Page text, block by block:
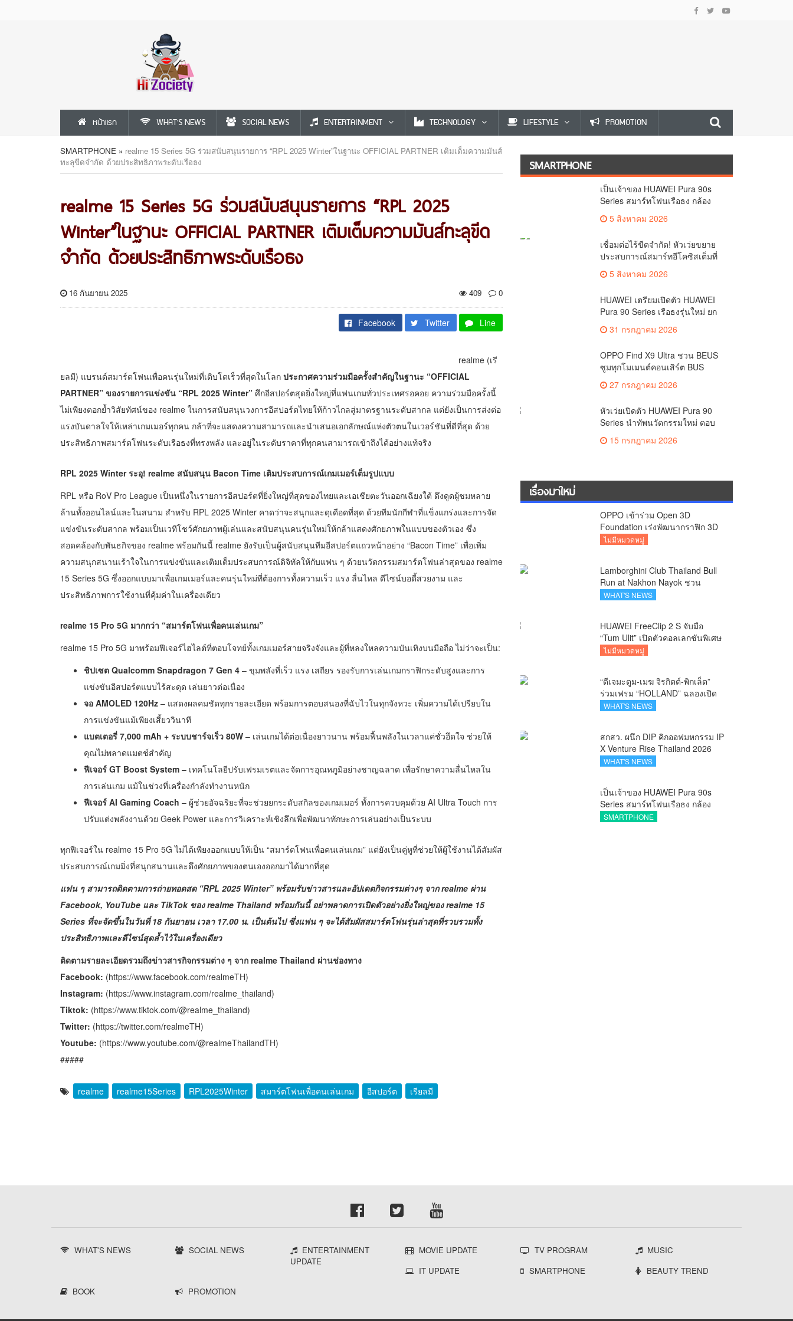
หน้าแรก WHAT'S NEWS SOCIAL NEWS ENTERTAINMENT TECHNOLOGY LIFESTYLE PROMOTION
SMARTPHONE » realme 15 Series 5G ร่วมสนับสนุนรายการ “RPL 2025 Winter”ในฐานะ OFFICIAL PARTNER เติมเต็มความมันส์
ทะลุขีดจำกัด ด้วยประสิทธิภาพระดับเรือธง
realme 15 Series 5G ร่วมสนับสนุนรายการ “RPL 2025
Winter”ในฐานะ OFFICIAL PARTNER เติมเต็มความมันส์ทะลุขีด
จำกัด ด้วยประสิทธิภาพระดับเรือธง
16 กันยายน 2025 409 0
Facebook Twitter Line
realme (เรี
ยลมี) แบรนด์สมาร์ตโฟนเพื่อคนรุ่นใหม่ที่เติบโตเร็วที่สุดในโลก ประกาศความร่วมมือครั้งสำคัญในฐานะ “OFFICIAL
PARTNER” ของรายการแข่งขัน “RPL 2025 Winter” ศึกอีสปอร์ตสุดยิ่งใหญ่ที่แฟนเกมทั่วประเทศรอคอย ความร่วมมือครั้งนี้
ไม่เพียงตอกย้ำวิสัยทัศน์ของ realme ในการสนับสนุนวงการอีสปอร์ตไทยให้ก้าวไกลสู่มาตรฐานระดับสากล แต่ยังเป็นการส่งต่อ
แรงบันดาลใจให้เหล่าเกมเมอร์ทุกคน กล้าที่จะแสดงความสามารถและนำเสนอเอกลักษณ์แห่งตัวตนในเวอร์ชันที่ดีที่สุด ด้วย
ประสิทธิภาพสมาร์ตโฟนระดับเรือธงที่ทรงพลัง และอยู่ในระดับราคาที่ทุกคนสามารถเข้าถึงได้อย่างแท้จริง
RPL 2025 Winter ระอุ! realme สนับสนุน Bacon Time เติมประสบการณ์เกมเมอร์เต็มรูปแบบ
RPL หรือ RoV Pro League เป็นหนึ่งในรายการอีสปอร์ตที่ยิ่งใหญ่ที่สุดของไทยและเอเชียตะวันออกเฉียงใต้ ดึงดูดผู้ชมหลาย
ล้านทั้งออนไลน์และในสนาม สำหรับ RPL 2025 Winter คาดว่าจะสนุกและดุเดือดที่สุด ด้วยทีมนักกีฬาที่แข็งแกร่งและการจัด
แข่งขันระดับสากล พร้อมเป็นเวทีโชว์ศักยภาพผู้เล่นและสนับสนุนคนรุ่นใหม่ให้กล้าแสดงศักยภาพในแบบของตัวเอง ซึ่ง
สอดคล้องกับพันธกิจของ realme พร้อมกันนี้ realme ยังรับเป็นผู้สนับสนุนทีมอีสปอร์ตแถวหน้าอย่าง “Bacon Time” เพื่อเพิ่ม
ความสนุกสนานเร้าใจในการแข่งขันและเติมเต็มประสบการณ์ดิจิทัลให้กับแฟน ๆ ด้วยนวัตกรรมสมาร์ตโฟนล่าสุดของ realme
15 Series 5G ซึ่งออกแบบมาเพื่อเกมเมอร์และคนรุ่นใหม่ที่ต้องการทั้งความเร็ว แรง ลื่นไหล ดีไซน์บอดี้สวยงาม และ
ประสิทธิภาพการใช้งานที่คุ้มค่าในเครื่องเดียว
realme 15 Pro 5G มากกว่า “สมาร์ตโฟนเพื่อคนเล่นเกม”
realme 15 Pro 5G มาพร้อมฟีเจอร์ไฮไลต์ที่ตอบโจทย์ทั้งเกมเมอร์สายจริงจังและผู้ที่หลงใหลความบันเทิงบนมือถือ ไม่ว่าจะเป็น:
ชิปเซต Qualcomm Snapdragon 7 Gen 4 – ขุมพลังที่เร็ว แรง เสถียร รองรับการเล่นเกมกราฟิกระดับสูงและการ
แข่งขันอีสปอร์ตแบบไร้สะดุด เล่นยาวต่อเนื่อง
จอ AMOLED 120Hz – แสดงผลคมชัดทุกรายละเอียด พร้อมการตอบสนองที่ฉับไวในทุกจังหวะ เพิ่มความได้เปรียบใน
การแข่งขันแม้เพียงเสี้ยววินาที
แบตเตอรี่ 7,000 mAh + ระบบชาร์จเร็ว 80W – เล่นเกมได้ต่อเนื่องยาวนาน พร้อมฟื้นพลังในเวลาแค่ชั่วอึดใจ ช่วยให้
คุณไม่พลาดแมตช์สำคัญ
ฟีเจอร์ GT Boost System – เทคโนโลยีปรับเฟรมเรตและจัดการอุณหภูมิอย่างชาญฉลาด เพื่อรักษาความลื่นไหลใน
การเล่นเกม แม้ในช่วงที่เครื่องกำลังทำงานหนัก
ฟีเจอร์ AI Gaming Coach – ผู้ช่วยอัจฉริยะที่จะช่วยยกระดับสกิลของเกมเมอร์ ทั้งการควบคุมด้วย AI Ultra Touch การ
ปรับแต่งพลังงานด้วย Geek Power และการวิเคราะห์เชิงลึกเพื่อพัฒนาทักษะการเล่นอย่างเป็นระบบ
ทุกฟีเจอร์ใน realme 15 Pro 5G ไม่ได้เพียงออกแบบให้เป็น “สมาร์ตโฟนเพื่อคนเล่นเกม” แต่ยังเป็นคู่หูที่ช่วยให้ผู้ใช้งานได้สัมผัส
ประสบการณ์เกมมิ่งที่สนุกสนานและดึงศักยภาพของตนเองออกมาได้มากที่สุด
แฟน ๆ สามารถติดตามการถ่ายทอดสด “RPL 2025 Winter” พร้อมรับข่าวสารและอัปเดตกิจกรรมต่างๆ จาก realme ผ่าน
Facebook, YouTube และ TikTok ของ realme Thailand พร้อมกันนี้ อย่าพลาดการเปิดตัวอย่างยิ่งใหญ่ของ realme 15
Series ที่จะจัดขึ้นในวันที่ 18 กันยายน เวลา 17.00 น. เป็นต้นไป ซึ่งแฟน ๆ จะได้สัมผัสสมาร์ตโฟนรุ่นล่าสุดที่รวบรวมทั้ง
ประสิทธิภาพและดีไซน์สุดล้ำไว้ในเครื่องเดียว
ติดตามรายละเอียดรวมถึงข่าวสารกิจกรรมต่าง ๆ จาก realme Thailand ผ่านช่องทาง
Facebook: (https://www.facebook.com/realmeTH)
Instagram: (https://www.instagram.com/realme_thailand)
Tiktok: (https://www.tiktok.com/@realme_thailand)
Twitter: (https://twitter.com/realmeTH)
Youtube: (https://www.youtube.com/@realmeThailandTH)
#####
realme realme15Series RPL2025Winter สมาร์ตโฟนเพื่อคนเล่นเกม อีสปอร์ต เรียลมี
SMARTPHONE
เป็นเจ้าของ HUAWEI Pura 90s
Series สมาร์ทโฟนเรือธง กล้อง
ถ่ายสวยสมจริงทุกระยะ พร้อมของ
สมนาคุณและสิทธิพิเศษสุดคุ้มห้าม
5 สิงหาคม 2026
เชื่อมต่อไร้ขีดจำกัด! หัวเว่ยขยาย
ประสบการณ์สมาร์ทอีโคซิสเต็มที่
สมบูรณ์แบบ ไร้รอยต่อ ครบ จบ ใน
ที่เดียวที่ HUAWEI AppGallery
5 สิงหาคม 2026
HUAWEI เตรียมเปิดตัว HUAWEI
Pura 90 Series เรือธงรุ่นใหม่ ยก
ระดับทุกโมเมนต์สำคัญของชีวิต
ด้วยนวัตกรรมล่าสุด
31 กรกฎาคม 2026
OPPO Find X9 Ultra ชวน BEUS
ซูมทุกโมเมนต์คอนเสิร์ต BUS
LIGHT AS ONE เก็บภาพคมชัดทุก
ระยะ27 กรกฎาคม 2026
หัวเว่ยเปิดตัว HUAWEI Pura 90
Series นำทัพนวัตกรรมใหม่ ตอบ
โจทย์ทุกไลฟ์สไตล์
15 กรกฎาคม 2026
เรื่องมาใหม่
OPPO เข้าร่วม Open 3D
Foundation เร่งพัฒนากราฟิก 3D
บนอุปกรณ์มือถือ
ไม่มีหมวดหมู่
Lamborghini Club Thailand Bull
Run at Nakhon Nayok ชวน
คาราวานกระทิงดุ สัมผัสธรรมชาติ
WHAT'S NEWS
HUAWEI FreeClip 2 S จับมือ
“Tum Ulit” เปิดตัวคอลเลกชันพิเศษ
Space Explorer ถ่ายทอดศิลปะบน
ไม่มีหมวดหมู่
“ดีเจมะตูม-เมฆ จิรกิตต์-พิกเล็ต”
ร่วมเฟรม “HOLLAND” ฉลองเปิด
ตัว SELBAN แบรนด์แฟชั่น
WHAT'S NEWS
สกสว. ผนึก DIP คิกออฟมหกรรม IP
X Venture Rise Thailand 2026
สร้างระบบนิเวศเชื่อมทรัพย์สินทาง
WHAT'S NEWS
เป็นเจ้าของ HUAWEI Pura 90s
Series สมาร์ทโฟนเรือธง กล้อง
ถ่ายสวยสมจริงทุกระยะ พร้อมของ
SMARTPHONE
WHAT'S NEWS SOCIAL NEWS
ENTERTAINMENT
UPDATE
MOVIE UPDATE TV PROGRAM
MUSIC
IT UPDATE
SMARTPHONE
BEAUTY TREND
BOOK
PROMOTION